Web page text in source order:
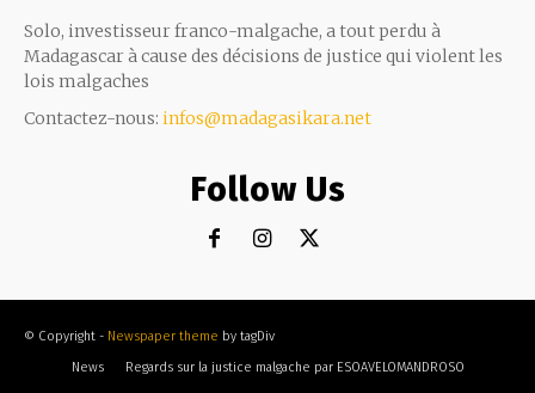
Solo, investisseur franco-malgache, a tout perdu à
Madagascar à cause des décisions de justice qui violent les
lois malgaches
Contactez-nous: infos@madagasikara.net
Follow Us
© Copyright - Newspaper theme by tagDiv
News
Regards sur la justice malgache par ESOAVELOMANDROSO